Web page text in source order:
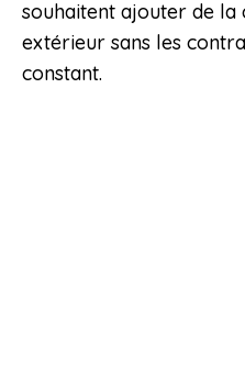
souhaitent ajouter de la
extérieur sans les
constant.